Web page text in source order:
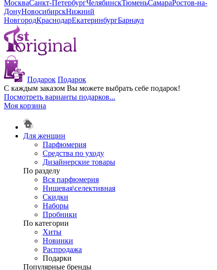
МоскваСанкт-ПетербургЧелябинскТюменьСамараРостов-на-
ДонуНовосибирскНижний
НовгородКраснодарЕкатеринбургБарнаул
Подарок Подарок
С каждым заказом Вы можете выбрать себе подарок!
Посмотреть варианты подарков...
Моя корзина
Для женщин
Парфюмерия
Средства по уходу
Дизайнерские товары
По разделу
Вся парфюмерия
Нишевая\селективная
Скидки
Наборы
Пробники
По категории
Хиты
Новинки
Распродажа
Подарки
Популярные бренды